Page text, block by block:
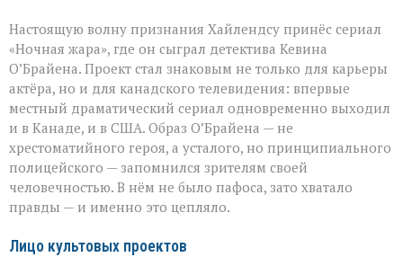
Настоящую волну признания Хайлендсу принёс сериал
«Ночная жара», где он сыграл детектива Кевина
О’Брайена. Проект стал знаковым не только для карьеры
актёра, но и для канадского телевидения: впервые
местный драматический сериал одновременно выходил
и в Канаде, и в США. Образ О’Брайена — не
хрестоматийного героя, а усталого, но принципиального
полицейского — запомнился зрителям своей
человечностью. В нём не было пафоса, зато хватало
правды — и именно это цепляло.
Лицо культовых проектов